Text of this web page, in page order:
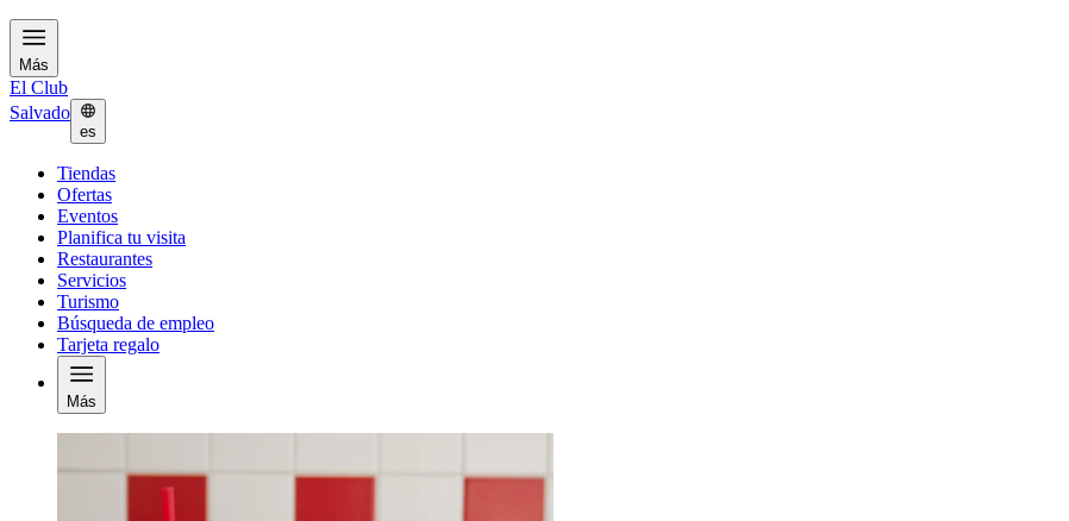
Más
El Club
Salvado
es
Tiendas
Ofertas
Eventos
Planifica tu visita
Restaurantes
Servicios
Turismo
Búsqueda de empleo
Tarjeta regalo
Más